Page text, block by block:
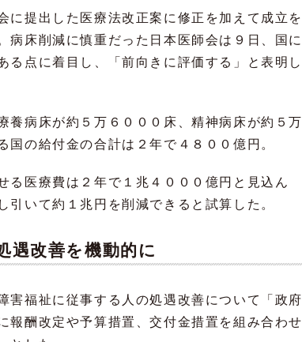
に提出した医療法改正案に修正を加えて成立を
病床削減に慎重だった日本医師会は９日、国に
る点に着目し、「前向きに評価する」と表明し
養病床が約５万６０００床、精神病床が約５万
国の給付金の合計は２年で４８００億円。
る医療費は２年で１兆４０００億円と見込ん
引いて約１兆円を削減できると試算した。
改善を機動的に
害福祉に従事する人の処遇改善について「政府
報酬改定や予算措置、交付金措置を組み合わせ